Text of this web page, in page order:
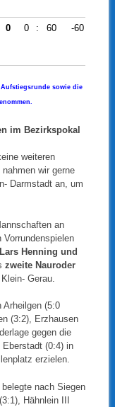
0 0 : 60 -60
sowie die
im Bezirkspokal
weiteren
wir gerne
Darmstadt an, um
an
Henning und
zweite Nauroder
Gerau.
Arheilgen (5:0
(3:2), Erzhausen
gegen die
(0:4) in
erzielen.
nach Siegen
Hähnlein III